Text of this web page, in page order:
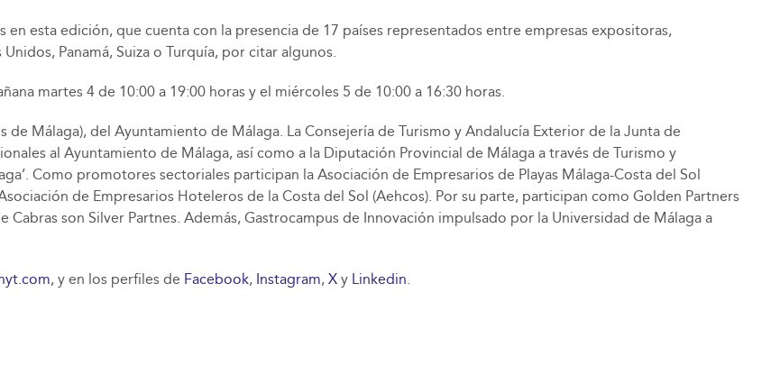
en esta edición, que cuenta con la presencia de 17 países representados entre empresas expositoras,
Panamá, Suiza o Turquía, por citar algunos.
martes 4 de 10:00 a 19:00 horas y el miércoles 5 de 10:00 a 16:30 horas.
de Málaga), del Ayuntamiento de Málaga. La Consejería de Turismo y Andalucía Exterior de la Junta de
al Ayuntamiento de Málaga, así como a la Diputación Provincial de Málaga a través de Turismo y
Como promotores sectoriales participan la Asociación de Empresarios de Playas Málaga-Costa del Sol
de Empresarios Hoteleros de la Costa del Sol (Aehcos). Por su parte, participan como Golden Partners
Cabras son Silver Partnes. Además, Gastrocampus de Innovación impulsado por la Universidad de Málaga a
, y en los perfiles de Facebook, Instagram, Xy Linkedin.